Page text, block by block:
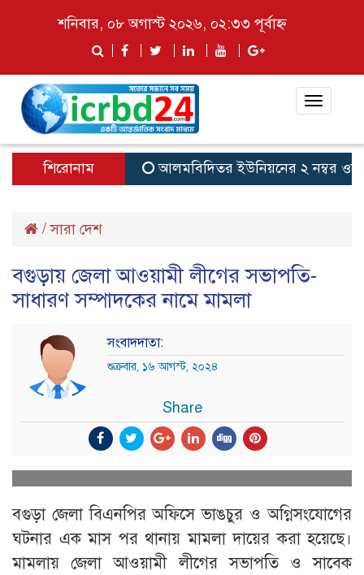
শনিবার, ০৮ অগাস্ট ২০২৬, ০২:৩৩ পূর্বাহ্ন
Toggle
শিরোনাম আলমবিদিতর ইউনিয়নের ২ নম্বর ওয়ার্ডে
/সারা দেশ
বগুড়ায় জেলা আওয়ামী লীগের সভাপতি-
সাধারণ সম্পাদকের নামে মামলা
সংবাদদাতা:
শুক্রবার, ১৬ আগস্ট, ২০২৪
Share
বগুড়া জেলা বিএনপির অফিসে ভাঙচুর ও অগ্নিসংযোগের
ঘটনার এক মাস পর থানায় মামলা দায়ের করা হয়েছে।
মামলায় জেলা আওয়ামী লীগের সভাপতি ও সাবেক